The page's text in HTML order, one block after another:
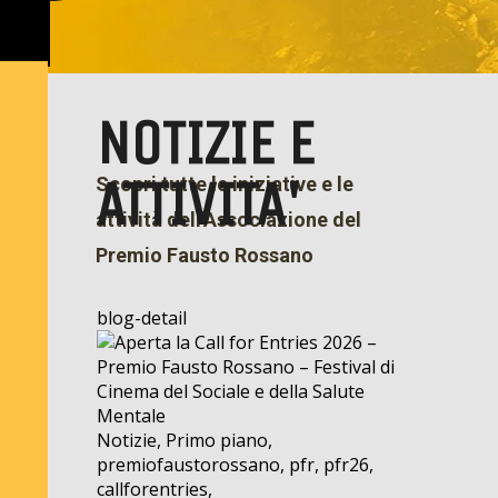
NOTIZIE E
ATTIVITA'
Scopri tutte le iniziative e le
attività dell'Associazione del
Premio Fausto Rossano
blog-detail
Notizie, Primo piano,
premiofaustorossano, pfr, pfr26,
callforentries,